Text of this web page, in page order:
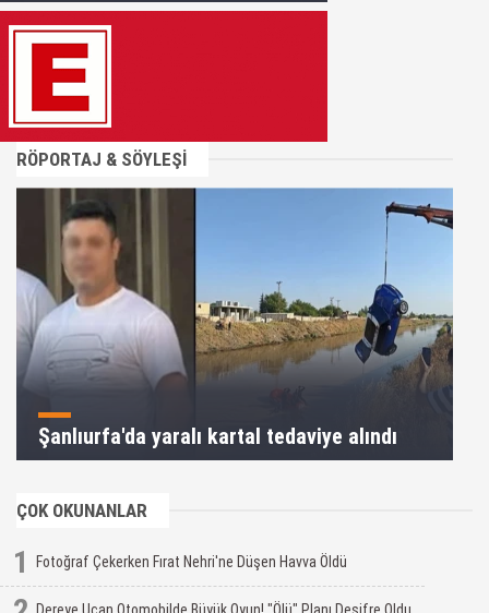
RÖPORTAJ & SÖYLEŞİ
Şanlıurfa'da yaralı kartal tedaviye alındı
ÇOK OKUNANLAR
1 Fotoğraf Çekerken Fırat Nehri'ne Düşen Havva Öldü